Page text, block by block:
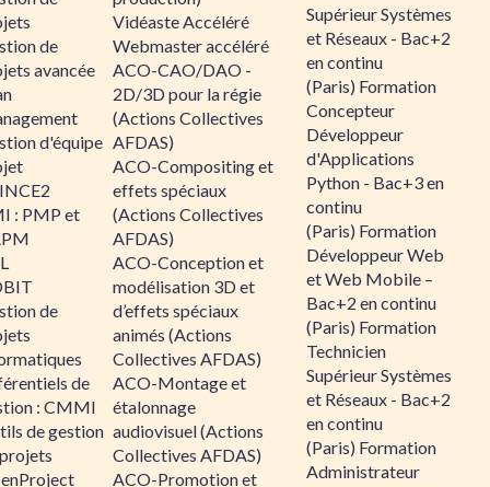
de
avancée
d'équipe
: PMP et
de
de
: CMMI
de gestion
Vidéaste Accéléré
Webmaster accéléré
ACO-CAO/DAO -
2D/3D pour la régie
(Actions Collectives
AFDAS)
ACO-Compositing et
effets spéciaux
(Actions Collectives
AFDAS)
ACO-Conception et
modélisation 3D et
d’effets spéciaux
animés (Actions
Collectives AFDAS)
ACO-Montage et
étalonnage
audiovisuel (Actions
Collectives AFDAS)
ACO-Promotion et
Supérieur Systèmes
et Réseaux - Bac+2
en continu
(Paris) Formation
Concepteur
Développeur
d'Applications
Python - Bac+3 en
continu
(Paris) Formation
Développeur Web
et Web Mobile –
Bac+2 en continu
(Paris) Formation
Technicien
Supérieur Systèmes
et Réseaux - Bac+2
en continu
(Paris) Formation
Administrateur